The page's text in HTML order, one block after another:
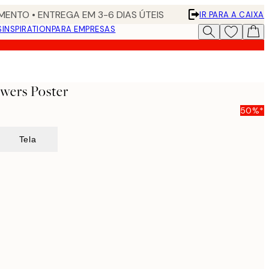
• ENTREGA EM 3-6 DIAS ÚTEIS
IR PARA A CAIXA
INSPIRATIONPARA EMPRESAS
Poster
50%*
Tela